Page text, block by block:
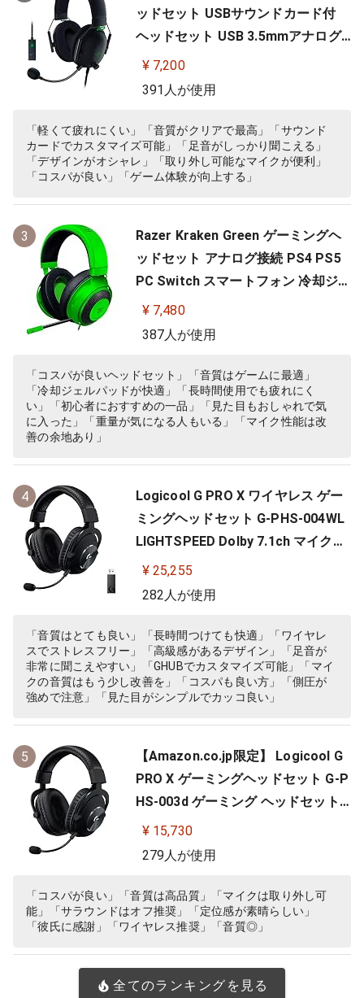
ッドセット USBサウンドカード付
ヘッドセット USB 3.5mmアナログ
THX 7.1ch 立体音響 特許技術採用チ
タンコート50mmドライバー 単一指
高遮音性イヤーカップ 軽量262g PC
PS4 PS5 Nintendo Switch 【日本…
¥ 7,200
391人が使用
「軽くて疲れにくい」「音質がクリアで最高」「サウンド
カードでカスタマイズ可能」「足音がしっかり聞こえる」
「デザインがオシャレ」「取り外し可能なマイクが便利」
「コスパが良い」「ゲーム体験が向上する」
3
Razer Kraken Green ゲーミングヘ
ッドセット アナログ接続 PS4 PS5
PC Switch スマートフォン 冷却ジェ
ルパッド 【日本正規代理店保証品】
RZ04-02830200-R3M
¥ 7,480
387人が使用
「コスパが良いヘッドセット」「音質はゲームに最適」
「冷却ジェルパッドが快適」「長時間使用でも疲れにく
い」「初心者におすすめの一品」「見た目もおしゃれで気
に入った」「重量が気になる人もいる」「マイク性能は改
善の余地あり」
4
Logicool G PRO X ワイヤレス ゲー
ミングヘッドセット G-PHS-004WL
LIGHTSPEED Dolby 7.1ch マイク付
き 20時間連続使用可能 軽量 充電式
PS5 PS4 PC ゲーミング ヘッドセッ
004 ブラック 国内正規品 【 ファイ
ナルファンタジー XIV 推奨モ…
¥ 25,255
282人が使用
「音質はとても良い」「長時間つけても快適」「ワイヤレ
スでストレスフリー」「高級感があるデザイン」「足音が
非常に聞こえやすい」「GHUBでカスタマイズ可能」「マイ
クの音質はもう少し改善を」「コスパも良い方」「側圧が
強めで注意」「見た目がシンプルでカッコ良い」
5
【Amazon.co.jp限定】 Logicool G
PRO X ゲーミングヘッドセット G-P
HS-003d ゲーミング ヘッドセット
Dolby 7.1ch サラウンドサウンド 3.5
mm 有線 マイク付き Blue VO!CE搭
5 PS4 PC windows ブラック 国内正
規品 ※Amazon.co.jp限定 壁…
¥ 15,730
279人が使用
「コスパが良い」「音質は高品質」「マイクは取り外し可
能」「サラウンドはオフ推奨」「定位感が素晴らしい」
「彼氏に感謝」「ワイヤレス推奨」「音質◎」
全てのランキングを見る